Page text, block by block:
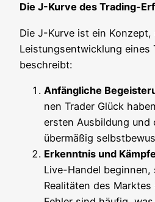
Die J-Kur­ve des Trading-
Die J-Kur­ve ist ein
Leis­tungs­ent­wick­lung eines
beschreibt:
Anfäng­li­che
nen Trader Glück
ers­ten Aus­bil­dung und
über­mä­ßig
Erkennt­nis und
Live-Han­del
Rea­li­tä­ten des Mark­tes